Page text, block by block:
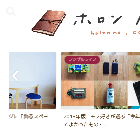
ングに「飾るスペー
シンプルライフ
2018年版 モノ好きが選ぶ「今年
てよかったもの・...